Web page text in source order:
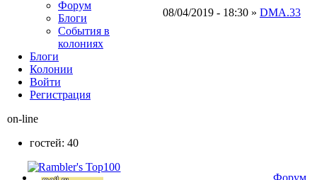
08/04/2019 - 18:30 » DMA.33
Форум
Блоги
События в
колониях
Блоги
Колонии
Войти
Peгиcтpaция
on-line
гостей: 40
Форум